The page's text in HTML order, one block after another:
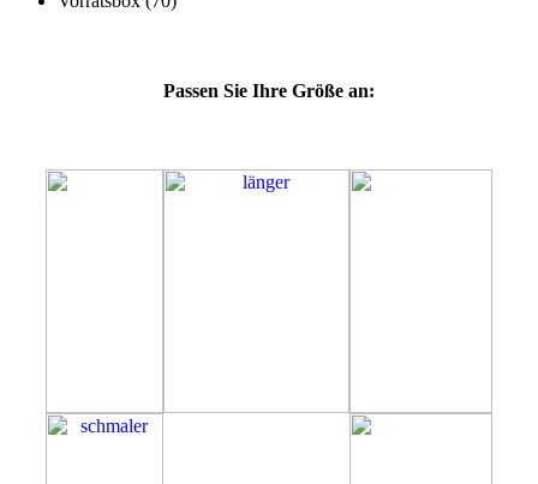
Passen Sie Ihre Größe an: